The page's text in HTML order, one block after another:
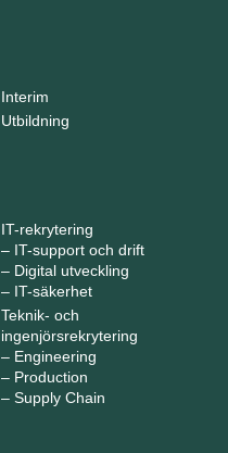
Interim
Utbildning
IT-rekrytering
– IT-support och drift
– Digital utveckling
– IT-säkerhet
Teknik- och
ingenjörsrekrytering
– Engineering
– Production
– Supply Chain